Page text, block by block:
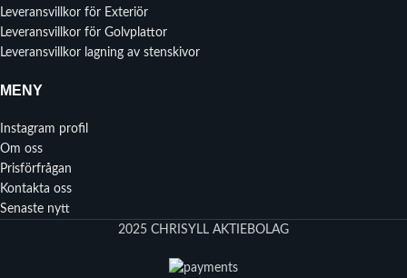
Leveransvillkor för Exteriör
Leveransvillkor för Golvplattor
Leveransvillkor lagning av stenskivor
MENY
Instagram profil
Om oss
Prisförfrågan
Kontakta oss
Senaste nytt
2025 CHRISYLL AKTIEBOLAG